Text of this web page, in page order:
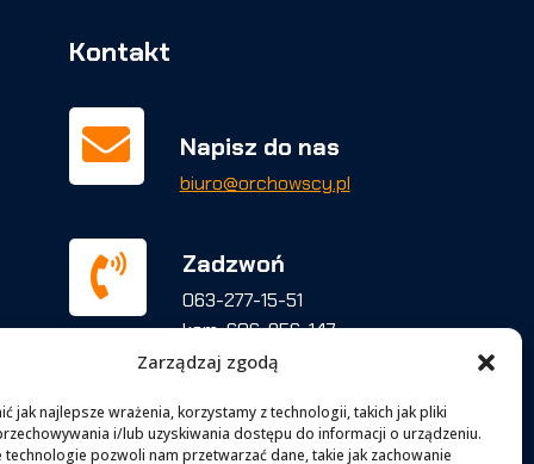
Zarządzaj zgodą
jak najlepsze wrażenia, korzystamy z technologii, takich jak pliki
i/lub uzyskiwania dostępu do informacji o urządzeniu.
technologie pozwoli nam przetwarzać dane, takie jak zachowanie
Kontakt
 Napisz do nas
biuro@orchowscy.pl
 Zadzwoń
063-277-15-51
kom.606-956-147
 Facebook
facebook.com/BUT.Orchowscy